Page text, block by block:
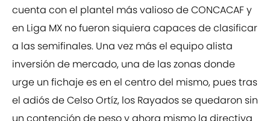
cuenta con el plantel más valioso de CONCACAF y
en Liga MX no fueron siquiera capaces de clasificar
a las semifinales. Una vez más el equipo alista
inversión de mercado, una de las zonas donde
urge un fichaje es en el centro del mismo, pues tras
el adiós de Celso Ortíz, los Rayados se quedaron sin